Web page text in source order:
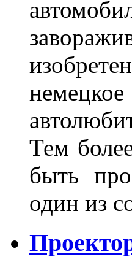
Тем
быть
один из